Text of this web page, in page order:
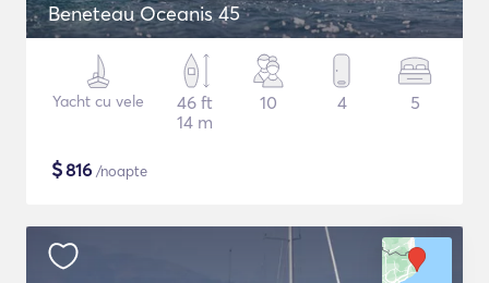
Beneteau Oceanis 45
Yacht cu vele
46 ft
14 m
10 4 5
$816 /noapte